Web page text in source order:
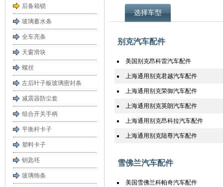
后备箱锁
玻璃蓄水条
全车亮条
天窗滑块
螺丝
左后叶子板玻璃密封条
减震器防尘套
组合开关手柄
平衡杆卡子
塑料卡子
钥匙坯
玻璃饰条
选择车型
别克汽车配件
美国别克昂科雷汽车配件
上海通用别克君越汽车配件
上海通用别克荣御汽车配件
上海通用别克英朗汽车配件
上海通用别克昂科拉汽车配件
上海通用别克陆尊汽车配件
雪佛兰汽车配件
美国雪佛兰科帕奇汽车配件